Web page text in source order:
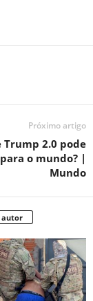
Próximo artigo
Trump 2.0 pode
o mundo? |
Mundo
autor